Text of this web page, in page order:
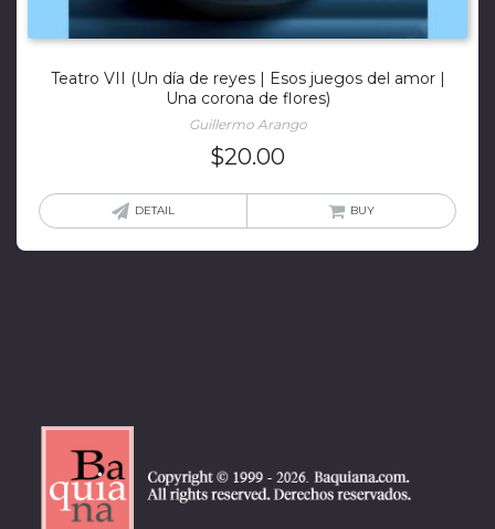
Teatro VII (Un día de reyes | Esos juegos del amor |
Una corona de flores)
Guillermo Arango
$20.00
DETAIL BUY